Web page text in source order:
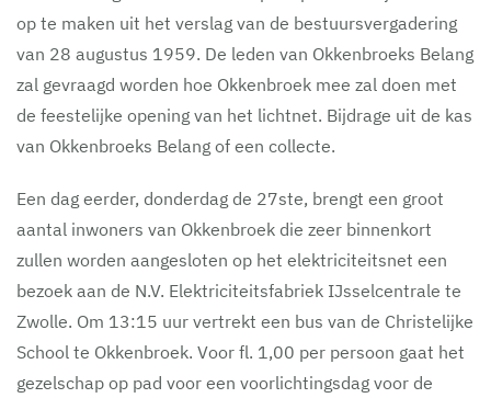
op te maken uit het verslag van de bestuursvergadering
van 28 augustus 1959. De leden van Okkenbroeks Belang
zal gevraagd worden hoe Okkenbroek mee zal doen met
de feestelijke opening van het lichtnet. Bijdrage uit de kas
van Okkenbroeks Belang of een collecte.
Een dag eerder, donderdag de 27ste, brengt een groot
aantal inwoners van Okkenbroek die zeer binnenkort
zullen worden aangesloten op het elektriciteitsnet een
bezoek aan de N.V. Elektriciteitsfabriek IJsselcentrale te
Zwolle. Om 13:15 uur vertrekt een bus van de Christelijke
School te Okkenbroek. Voor fl. 1,00 per persoon gaat het
gezelschap op pad voor een voorlichtingsdag voor de